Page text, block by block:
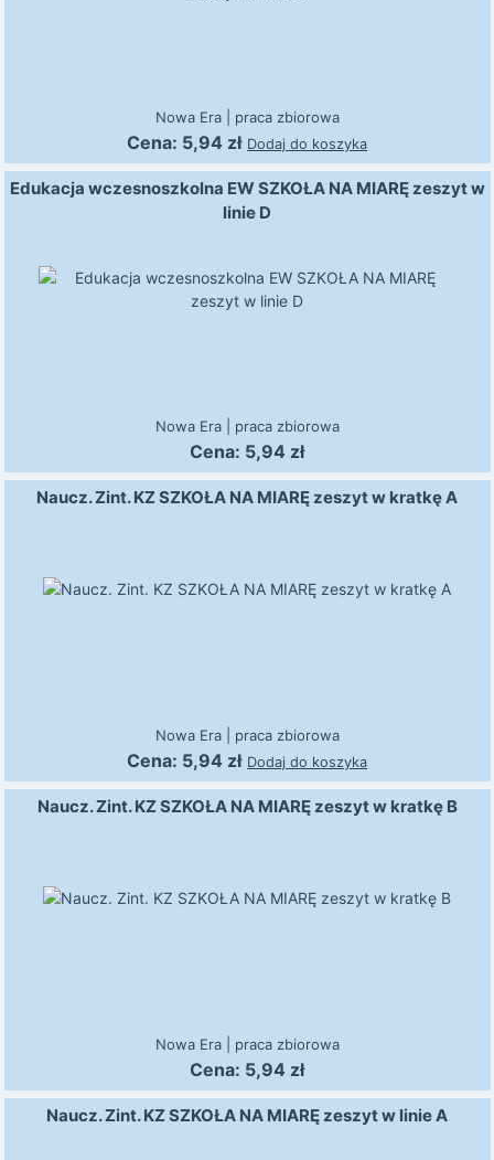
Nowa Era praca zbiorowa
Cena: 5,94 zł Dodaj do koszyka
Edukacja wczesnoszkolna EW SZKOŁA NA MIARĘ zeszyt w
linie D
Nowa Era praca zbiorowa
Cena: 5,94 zł
Naucz. Zint. KZ SZKOŁA NA MIARĘ zeszyt w kratkę A
Nowa Era praca zbiorowa
Cena: 5,94 zł Dodaj do koszyka
Naucz. Zint. KZ SZKOŁA NA MIARĘ zeszyt w kratkę B
Nowa Era praca zbiorowa
Cena: 5,94 zł
Naucz. Zint. KZ SZKOŁA NA MIARĘ zeszyt w linie A